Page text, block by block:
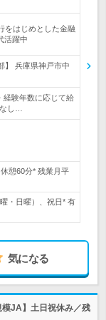
をはじめとした金融
活躍中
】 兵庫県神戸市中
験年数に応じて給
し…
憩60分* 残業月平
・日曜）、祝日* 有
気になる
JA】土日祝休み／残